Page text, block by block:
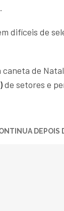
difíceis de
caneta de
de setores e
DEPOIS